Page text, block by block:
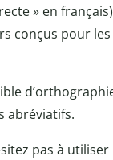
» en
conçus pour les
abréviatifs.
pas à